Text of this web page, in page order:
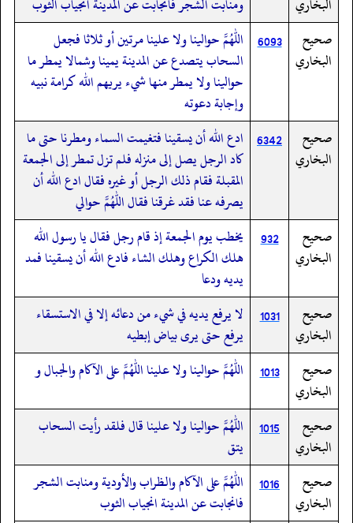
صحيح
البخاري
6093 اللهم حوالينا ولا علينا مرتين أو ثلاثا فجعل
السحاب يتصدع عن المدينة يمينا وشمالا يمطر ما
حوالينا ولا يمطر منها شيء يريهم الله كرامة نبيه
وإجابة دعوته
صحيح
البخاري
6342 ادع الله أن يسقينا فتغيمت السماء ومطرنا حتى ما
كاد الرجل يصل إلى منزله فلم تزل تمطر إلى الجمعة
المقبلة فقام ذلك الرجل أو غيره فقال ادع الله أن
يصرفه عنا فقد غرقنا فقال اللهم حوالي
صحيح
البخاري
932
يخطب يوم الجمعة إذ قام رجل فقال يا رسول الله
هلك الكراع وهلك الشاء فادع الله أن يسقينا فمد
يديه ودعا
صحيح
البخاري
1031
لا يرفع يديه في شيء من دعائه إلا في الاستسقاء
يرفع حتى يرى بياض إبطيه
صحيح
البخاري
1013 اللهم حوالينا ولا علينا اللهم على الآكام والجبال و
صحيح
البخاري
1015
اللهم حوالينا ولا علينا قال فلقد رأيت السحاب
يتق
صحيح
البخاري
1016
اللهم على الآكام والظراب والأودية ومنابت الشجر
فانجابت عن المدينة انجياب الثوب